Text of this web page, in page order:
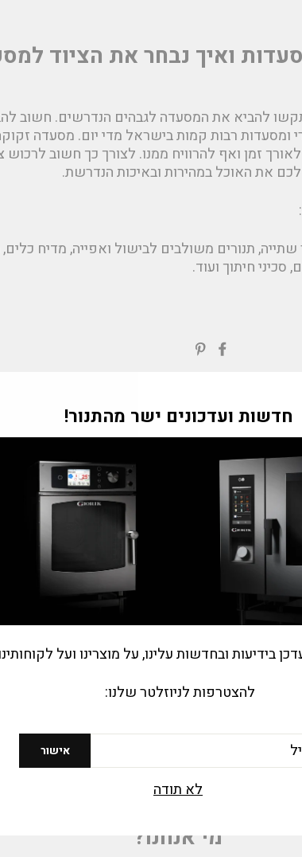
ואיך נבחר את הציוד
להביא את המסעדה לגבהים הנדרשים. חשוב
ומסעדות רבות קמות בישראל מדי יום. מסעדה
זמן ואף להרוויח ממנו. לצורך כך חשוב לרכוש
את האוכל במהירות ובאיכות הנדרשת.
תנורים משולבים לבישול ואפייה, מדיח
חיתוך ועוד.
שתפי
חזרה למאמרים
מי אנחנו?
חדשות ועדכונים ישר מהתנור!
בידיעות ובחדשות עלינו, על מוצרינו ועל
להצטרפות לניוזלטר שלנו:
אישור
לא תודה